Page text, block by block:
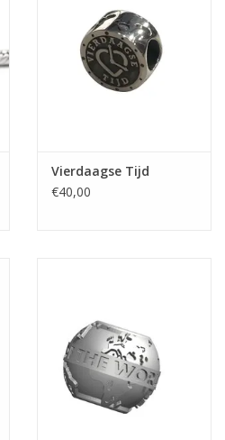
Vierdaagse Tijd
€40,00